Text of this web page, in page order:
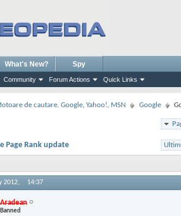
Community Forum Actions Quick Links
What's New? Spy
de cautare. Google, Yahoo!, MSN Google
Page Rank update
2012, 14:37
Aradean
Banned